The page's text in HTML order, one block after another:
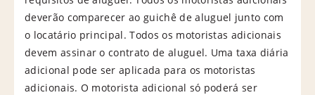
deverão comparecer ao guichê de aluguel junto com
o locatário principal. Todos os motoristas adicionais
devem assinar o contrato de aluguel. Uma taxa diária
adicional pode ser aplicada para os motoristas
adicionais. O motorista adicional só poderá ser